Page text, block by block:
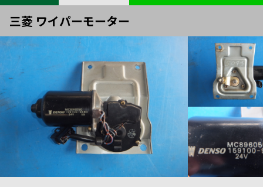
タイヤ・
足まわり
外装
エンジン
全部品一覧検索
三菱 ワイパーモーター